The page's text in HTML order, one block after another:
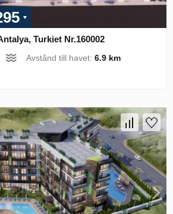
Turkiet Nr.160002
Avstånd till havet:6.9 km